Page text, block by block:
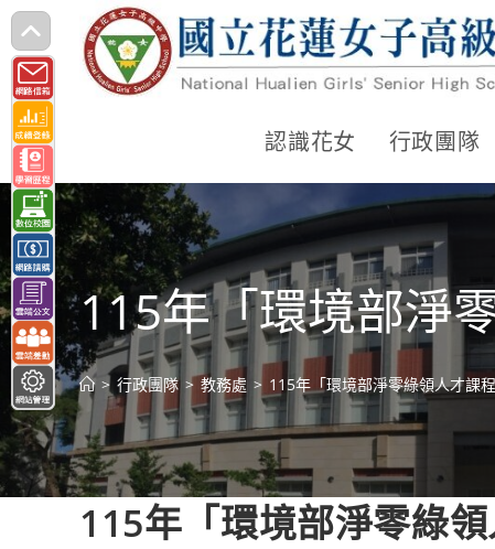
跳
轉
至
主
要
內
容
認識花女 行政團隊
115年「環境部淨
> 行政團隊 > 教務處 > 115年「環境部淨零綠領人才課
115年「環境部淨零綠